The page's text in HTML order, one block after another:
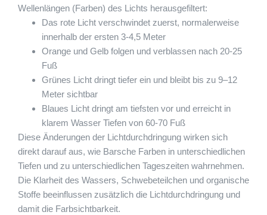
Wellenlängen (Farben) des Lichts herausgefiltert:
Das rote Licht verschwindet zuerst, normalerweise
innerhalb der ersten 3-4,5 Meter
Orange und Gelb folgen und verblassen nach 20-25
Fuß
Grünes Licht dringt tiefer ein und bleibt bis zu 9–12
Meter sichtbar
Blaues Licht dringt am tiefsten vor und erreicht in
klarem Wasser Tiefen von 60-70 Fuß
Diese Änderungen der Lichtdurchdringung wirken sich
direkt darauf aus, wie Barsche Farben in unterschiedlichen
Tiefen und zu unterschiedlichen Tageszeiten wahrnehmen.
Die Klarheit des Wassers, Schwebeteilchen und organische
Stoffe beeinflussen zusätzlich die Lichtdurchdringung und
damit die Farbsichtbarkeit.